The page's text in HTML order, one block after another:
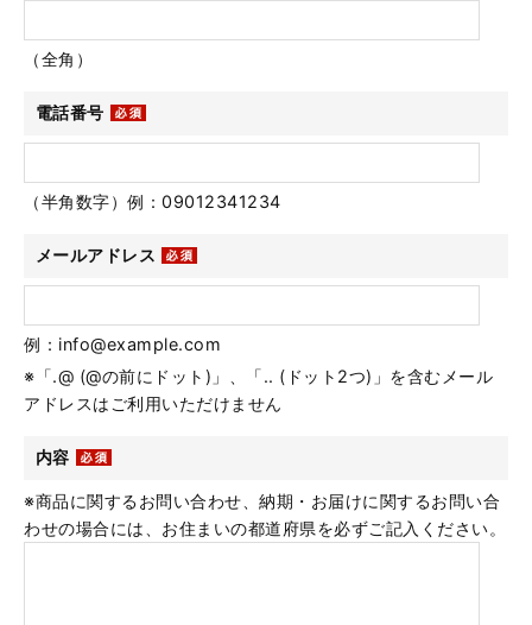
（全角）
電話番号
（半角数字）例：09012341234
メールアドレス
例：info@example.com
※「.@ (@の前にドット)」、「.. (ドット2つ)」を含むメール
アドレスはご利用いただけません
内容
※商品に関するお問い合わせ、納期・お届けに関するお問い合
わせの場合には、お住まいの都道府県を必ずご記入ください。